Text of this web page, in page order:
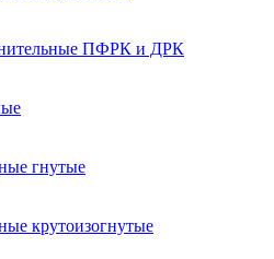
ПФРК и ДРК
гнутые
крутоизогнутые